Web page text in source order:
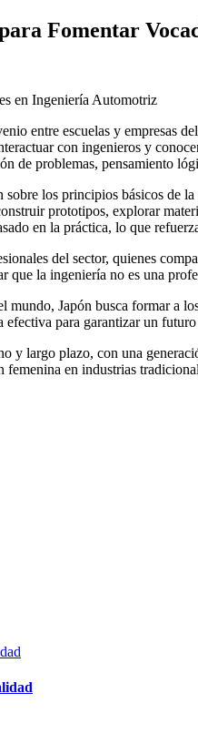
Fomentar
entre escuelas y empresas
con ingenieros y
de problemas, pensamiento
los principios básicos de
prototipos, explorar
en la práctica, lo que
del sector, quienes
que la ingeniería no es una
mundo, Japón busca formar
para garantizar un
y largo plazo, con una
en industrias